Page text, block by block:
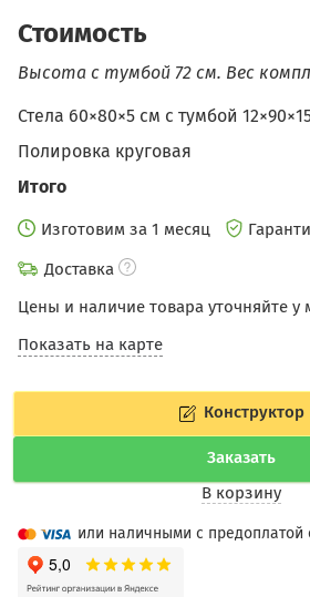
Стоимость
Высота с тумбой 72 см. Вес
Стела 60×80×5 см c тумбой
Полировка круговая
Итого
Изготовим за 1 месяц
Доставка
Цены и наличие товара уточняйте у
Показать на карте
Конструктор
Заказать
В корзину
или наличными с предоплатой